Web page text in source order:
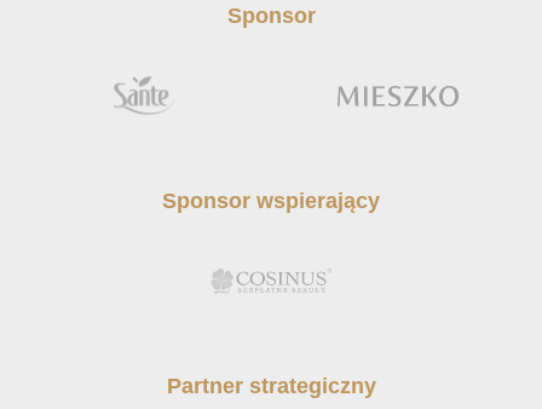
Sponsor
Sponsor wspierający
Partner strategiczny